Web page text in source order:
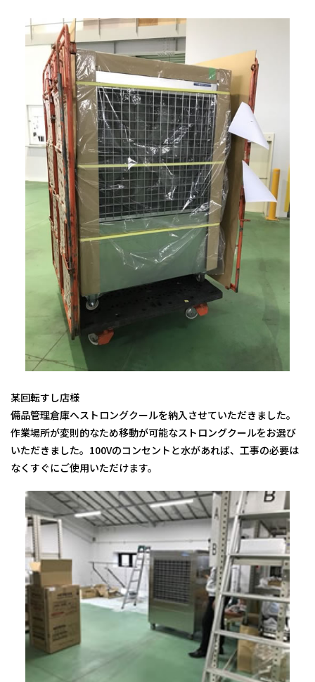
某回転すし店様
備品管理倉庫へストロングクールを納入させていただきました。
作業場所が変則的なため移動が可能なストロングクールをお選び
いただきました。100Vのコンセントと水があれば、工事の必要は
なくすぐにご使用いただけます。